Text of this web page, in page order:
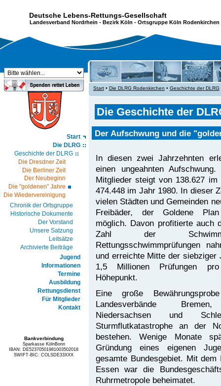
Deutsche Lebens-Rettungs-Gesellschaft
Landesverband Nordrhein - Bezirk Köln - Ortsgruppe Köln Rodenkirchen
Start
Die DLRG
Geschichte der DLRG
Die Dresdner Zeit
Die Berliner Zeit
Der Neubeginn
Die "goldenen" Jahre
Die Wiedervereinigung
Chronik der Ortsgruppe
Historische Dokumente
Der Vorstand
Unsere Satzung
Leitsätze
Archivierte Beiträge
Jugend
Informationen
Termine
Ausbildung
Rettungsdienst
Für Mitglieder
Kontakt
Bankverbindung
Sparkasse KölnBonn
IBAN: DE52370501981003502018
SWIFT-BIC: COLSDE33XXX
Start• Die DLRG Rodenkirchen • Geschichte der DLRG
Die Geschichte der
Der Aufschwung und die
In diesen zwei Jahrzehnten
einen ungeahnten
Mitglieder steigt von 138.627 im
474.448 im Jahr 1980. In dieser
vielen Städten und Gemeinden
Freibäder, der Goldene
möglich. Davon profitierte auch
Zahl der
Rettungsschwimmprüfungen
und erreichte Mitte der siebziger
1,5 Millionen Prüfungen
Höhepunkt.
Eine große
Landesverbände
Niedersachsen und
Sturmflutkatastrophe an der
bestehen. Wenige Monate
Gründung eines eigenen
gesamte Bundesgebiet. Mit
Essen war die
Ruhrmetropole beheimatet.